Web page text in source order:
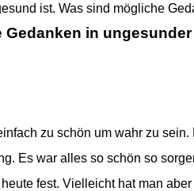
ist. Was sind mögliche
Gedanken in
zu schön um wahr zu
Es war alles so schön so
fest. Vielleicht hat man